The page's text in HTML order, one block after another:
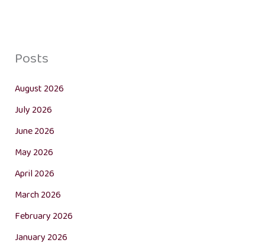
Posts
August 2026
July 2026
June 2026
May 2026
April 2026
March 2026
February 2026
January 2026